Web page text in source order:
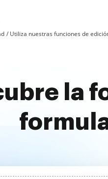
Utiliza nuestras funciones de
la